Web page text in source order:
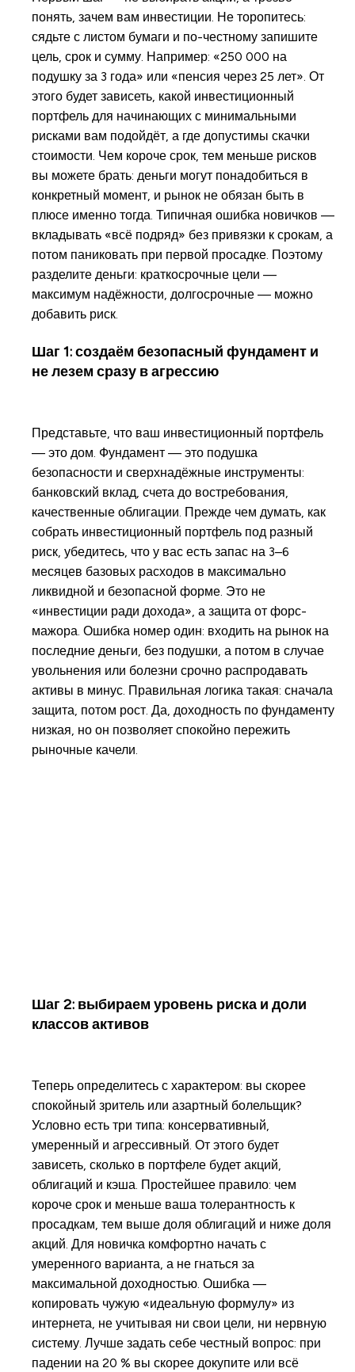
понять, зачем вам инвестиции. Не торопитесь:
сядьте с листом бумаги и по-честному запишите
цель, срок и сумму. Например: «250 000 на
подушку за 3 года» или «пенсия через 25 лет». От
этого будет зависеть, какой инвестиционный
портфель для начинающих с минимальными
рисками вам подойдёт, а где допустимы скачки
стоимости. Чем короче срок, тем меньше рисков
вы можете брать: деньги могут понадобиться в
конкретный момент, и рынок не обязан быть в
плюсе именно тогда. Типичная ошибка новичков —
вкладывать «всё подряд» без привязки к срокам, а
потом паниковать при первой просадке. Поэтому
разделите деньги: краткосрочные цели —
максимум надёжности, долгосрочные — можно
добавить риск.
Шаг 1: создаём безопасный фундамент и
не лезем сразу в агрессию
Представьте, что ваш инвестиционный портфель
— это дом. Фундамент — это подушка
безопасности и сверхнадёжные инструменты:
банковский вклад, счета до востребования,
качественные облигации. Прежде чем думать, как
собрать инвестиционный портфель под разный
риск, убедитесь, что у вас есть запас на 3–6
месяцев базовых расходов в максимально
ликвидной и безопасной форме. Это не
«инвестиции ради дохода», а защита от форс-
мажора. Ошибка номер один: входить на рынок на
последние деньги, без подушки, а потом в случае
увольнения или болезни срочно распродавать
активы в минус. Правильная логика такая: сначала
защита, потом рост. Да, доходность по фундаменту
низкая, но он позволяет спокойно пережить
рыночные качели.
Шаг 2: выбираем уровень риска и доли
классов активов
Теперь определитесь с характером: вы скорее
спокойный зритель или азартный болельщик?
Условно есть три типа: консервативный,
умеренный и агрессивный. От этого будет
зависеть, сколько в портфеле будет акций,
облигаций и кэша. Простейшее правило: чем
короче срок и меньше ваша толерантность к
просадкам, тем выше доля облигаций и ниже доля
акций. Для новичка комфортно начать с
умеренного варианта, а не гнаться за
максимальной доходностью. Ошибка —
копировать чужую «идеальную формулу» из
интернета, не учитывая ни свои цели, ни нервную
систему. Лучше задать себе честный вопрос: при
падении на 20 % вы скорее докупите или всё